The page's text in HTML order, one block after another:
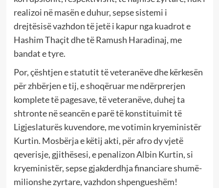
realizoi në masën e duhur, sepse sistemi i
drejtësisë vazhdon të jetë i kapur nga kuadrot e
Hashim Thaçit dhe të Ramush Haradinaj, me
bandat e tyre.
Por, çështjen e statutit të veteranëve dhe kërkesën
për zhbërjen e tij, e shoqëruar me ndërprerjen
komplete të pagesave, të veteranëve, duhej ta
shtronte në seancën e parë të konstituimit të
Ligjeslaturës kuvendore, me votimin kryeministër
Kurtin. Mosbërja e këtij akti, për afro dy vjetë
qeverisje, gjithësesi, e penalizon Albin Kurtin, si
kryeministër, sepse gjakderdhja financiare shumë-
milionshe zyrtare, vazhdon shpengueshëm!